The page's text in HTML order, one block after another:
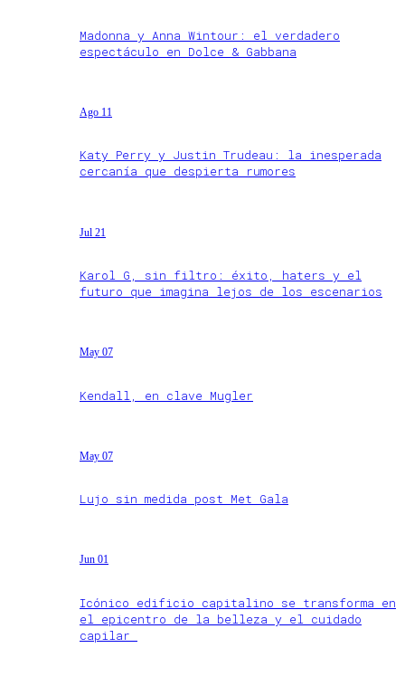
Madonna y Anna Wintour: el verdadero
espectáculo en Dolce & Gabbana
Ago 11
Katy Perry y Justin Trudeau: la inesperada
cercanía que despierta rumores
Jul 21
Karol G, sin filtro: éxito, haters y el
futuro que imagina lejos de los escenarios
May 07
Kendall, en clave Mugler
May 07
Lujo sin medida post Met Gala
Jun 01
Icónico edificio capitalino se transforma en
el epicentro de la belleza y el cuidado
capilar